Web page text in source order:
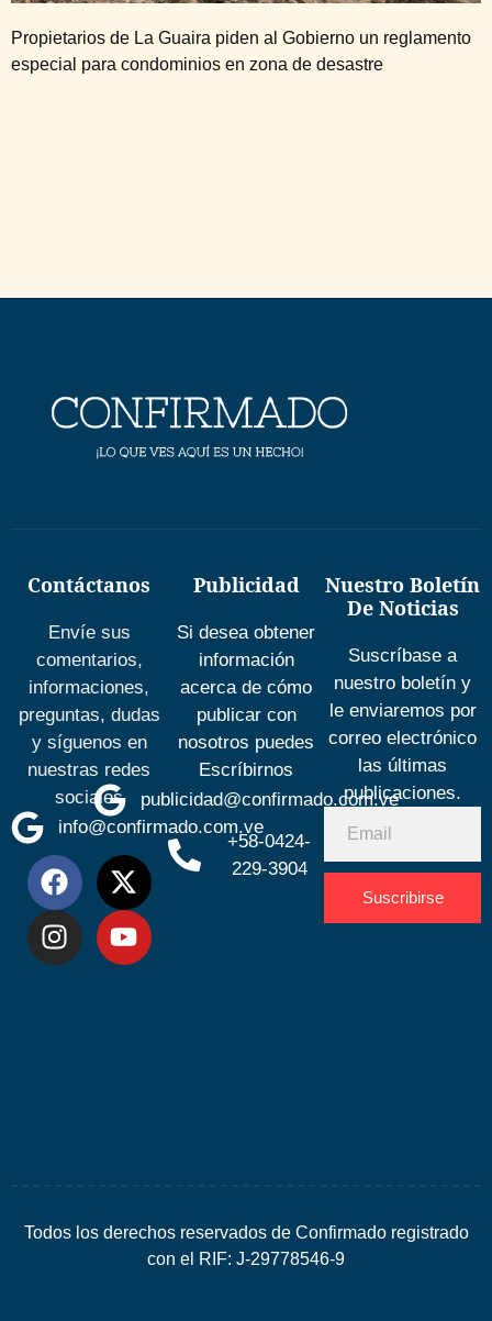
Propietarios de La Guaira piden al Gobierno un reglamento
especial para condominios en zona de desastre
Contáctanos
Envíe sus
comentarios,
informaciones,
preguntas, dudas
y síguenos en
nuestras redes
sociales
info@confirmado.com.ve
Publicidad
Si desea obtener
información
acerca de cómo
publicar con
nosotros puedes
Escríbirnos
publicidad@confirmado.com.ve
+58-0424-
229-3904
Nuestro Boletín
De Noticias
Suscríbase a
nuestro boletín y
le enviaremos por
correo electrónico
las últimas
publicaciones.
Suscribirse
Todos los derechos reservados de Confirmado registrado
con el RIF: J-29778546-9